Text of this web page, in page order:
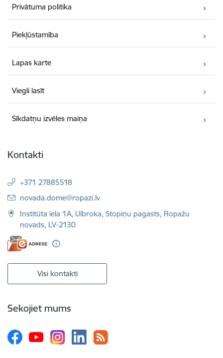
Privātuma politika
Piekļūstamība
Lapas karte
Viegli lasīt
Sīkdatņu izvēles maiņa
Kontakti
+371 27885518
E-pasts:
novada.dome@ropazi.lv
Institūta iela 1A, Ulbroka, Stopiņu pagasts, Ropažu
novads, LV-2130
Visi kontakti
Sekojiet mums